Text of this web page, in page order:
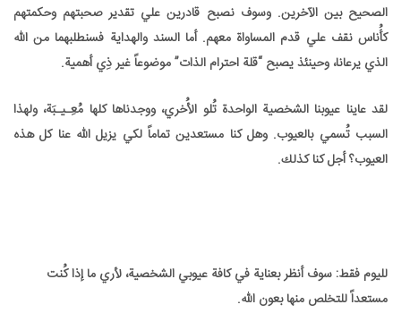
الصحيح بين الآخرين. وسوف نصبح قادرين علي تقدير صحبتهم وحكمتهم
كأُناس نقف علي قدم المساواة معهم. أما السند والهداية فسنطلبهما من الله
الذي يرعانا، وحينئذ يصبح “قلة احترام الذات” موضوعاً غير ذِي أهمية.
لقد عاينا عيوبنا الشخصية الواحدة تُلو الأُخري، ووجدناها كلها مُعِـيـبَة، ولهذا
السبب تُسمي بالعيوب. وهل كنا مستعدين تماماً لكي يزيل الله عنا كل هذه
العيوب؟ أجل كنا كذلك.
لليوم فقط: سوف أنظر بعناية في كافة عيوبي الشخصية، لأري ما إذا كُنت
مستعداً للتخلص منها بعون الله.